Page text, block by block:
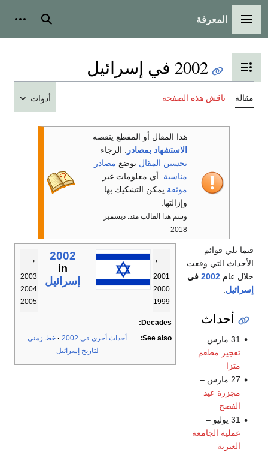
القائمة الرئيسية
المعرفة بحث
تبديل عرض جدول المحتويات
2002 في إسرائيل
مقالة ناقش هذه الصفحة أدوات
هذا المقال أو المقطع ينقصه
الاستشهاد بمصادر
. الرجاء
تحسين المقال بوضع مصادر
مناسبة . أي معلومات غير
موثقة يمكن التشكيك بها
وإزالتها.
وسم هذا القالب منذ: ديسمبر
2018
←
2001
2000
1999
2002
in
إسرائيل
→
2003
2004
2005
Decades:
See also:
أحداث أخرى في 2002
خط زمني
لتاريخ إسرائيل
فيما يلي قوائم
الأحداث التي وقعت
خلال عام 2002 في
إسرائيل
أحداث
31 مارس –
تفجير مطعم
متزا
27 مارس –
مجزرة عيد
الفصح
31 يوليو –
عملية الجامعة
العبرية